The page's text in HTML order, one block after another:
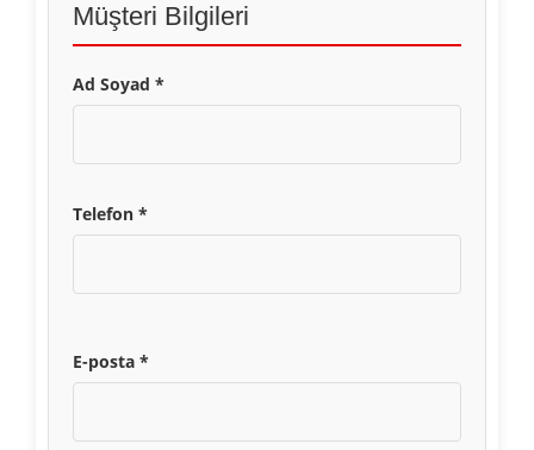
Müşteri Bilgileri
Ad Soyad *
Telefon *
E-posta *